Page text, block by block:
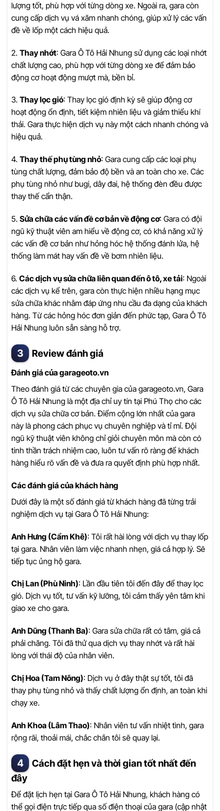
lượng tốt, phù hợp với từng dòng xe. Ngoài ra, gara còn
cung cấp dịch vụ vá xăm nhanh chóng, giúp xử lý các vấn
đề về lốp một cách hiệu quả.
2. Thay nhớt: Gara Ô Tô Hải Nhung sử dụng các loại nhớt
chất lượng cao, phù hợp với từng dòng xe để đảm bảo
động cơ hoạt động mượt mà, bền bỉ.
3. Thay lọc gió: Thay lọc gió định kỳ sẽ giúp động cơ
hoạt động ổn định, tiết kiệm nhiên liệu và giảm thiểu khí
thải. Gara thực hiện dịch vụ này một cách nhanh chóng và
hiệu quả.
4. Thay thế phụ tùng nhỏ: Gara cung cấp các loại phụ
tùng chất lượng, đảm bảo độ bền và an toàn cho xe. Các
phụ tùng nhỏ như bugi, dây đai, hệ thống đèn đều được
thay thế cẩn thận.
5. Sửa chữa các vấn đề cơ bản về động cơ: Gara có đội
ngũ kỹ thuật viên am hiểu về động cơ, có khả năng xử lý
các vấn đề cơ bản như hỏng hóc hệ thống đánh lửa, hệ
thống làm mát hay vấn đề về bơm nhiên liệu.
6. Các dịch vụ sửa chữa liên quan đến ô tô, xe tải: Ngoài
các dịch vụ kể trên, gara còn thực hiện nhiều hạng mục
sửa chữa khác nhằm đáp ứng nhu cầu đa dạng của khách
hàng. Từ các hỏng hóc đơn giản đến phức tạp, Gara Ô Tô
Hải Nhung luôn sẵn sàng hỗ trợ.
Review đánh giá
Đánh giá của garageoto.vn
Theo đánh giá từ các chuyên gia của garageoto.vn, Gara
Ô Tô Hải Nhung là một địa chỉ uy tín tại Phú Thọ cho các
dịch vụ sửa chữa cơ bản. Điểm cộng lớn nhất của gara
này là phong cách phục vụ chuyên nghiệp và tỉ mỉ. Đội
ngũ kỹ thuật viên không chỉ giỏi chuyên môn mà còn có
tinh thần trách nhiệm cao, luôn tư vấn rõ ràng để khách
hàng hiểu rõ vấn đề và đưa ra quyết định phù hợp nhất.
Các đánh giá của khách hàng
Dưới đây là một số đánh giá từ khách hàng đã từng trải
nghiệm dịch vụ tại Gara Ô Tô Hải Nhung:
Anh Hưng (Cẩm Khê): Tôi rất hài lòng với dịch vụ thay lốp
tại gara. Nhân viên làm việc nhanh nhẹn, giá cả hợp lý. Sẽ
tiếp tục ủng hộ gara.
Chị Lan (Phù Ninh): Lần đầu tiên tôi đến đây để thay lọc
gió. Dịch vụ tốt, tư vấn kỹ lưỡng, tôi cảm thấy yên tâm khi
giao xe cho gara.
Anh Dũng (Thanh Ba): Gara sửa chữa rất có tâm, giá cả
phải chăng. Tôi đã thử qua dịch vụ thay nhớt và rất hài
lòng với thái độ của nhân viên.
Chị Hoa (Tam Nông): Dịch vụ ở đây thật sự tốt, tôi đã
thay phụ tùng nhỏ và thấy chất lượng ổn định, an toàn khi
chạy xe.
Anh Khoa (Lâm Thao): Nhân viên tư vấn nhiệt tình, gara
rộng rãi, thoải mái, chắc chắn tôi sẽ quay lại.
Cách đặt hẹn và thời gian tốt nhất đến
đây
Để đặt lịch hẹn tại Gara Ô Tô Hải Nhung, khách hàng có
thể gọi điện trực tiếp qua số điện thoại của gara (cập nhật